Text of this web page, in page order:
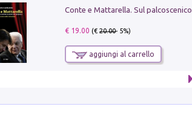
€ 19.00 (€20.00- 5%)
aggiungi al carrello